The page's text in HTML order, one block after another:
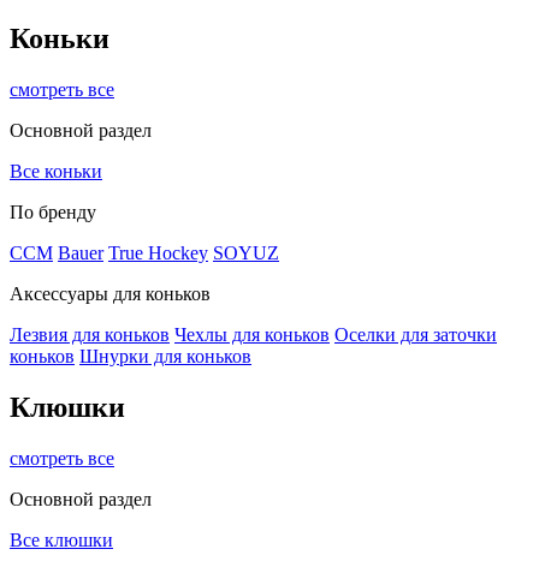
Коньки
смотреть все
Основной раздел
Все коньки
По бренду
ССМ Bauer True Hockey SOYUZ
Аксессуары для коньков
Лезвия для коньков Чехлы для коньков Оселки для заточки
коньков Шнурки для коньков
Клюшки
смотреть все
Основной раздел
Все клюшки